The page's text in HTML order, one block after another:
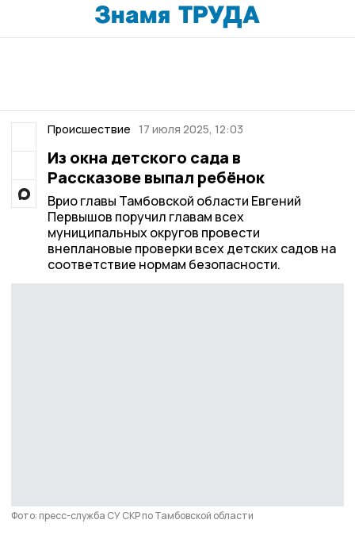
Происшествие 17 июля 2025, 12:03
Из окна детского сада в
Рассказове выпал ребёнок
Врио главы Тамбовской области Евгений
Первышов поручил главам всех
муниципальных округов провести
внеплановые проверки всех детских садов на
соответствие нормам безопасности.
Фото: пресс-служба СУ СКР по Тамбовской области